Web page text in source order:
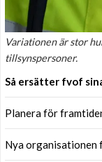
Variationen är stor
tillsynspersoner.
Så ersätter fvof
Planera för
Nya organisationen